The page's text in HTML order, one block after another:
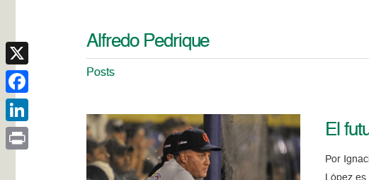
Alfredo Pedrique
Posts
El
Por
López
X
Facebook
LinkedIn